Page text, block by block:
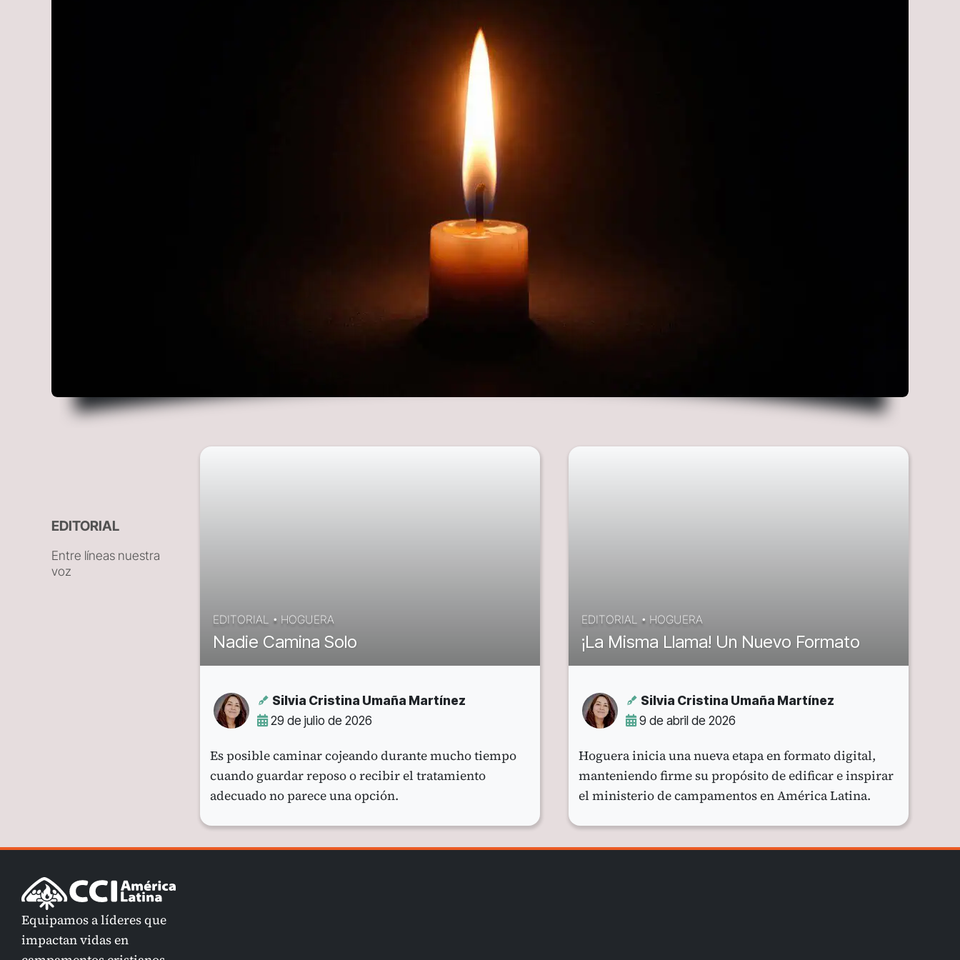
EDITORIAL
Entre líneas nuestra
voz
EDITORIAL • HOGUERA
Nadie Camina Solo
Silvia Cristina Umaña Martínez
29 de julio de 2026
Es posible caminar cojeando durante mucho tiempo
cuando guardar reposo o recibir el tratamiento
adecuado no parece una opción.
EDITORIAL • HOGUERA
¡La Misma Llama! Un Nuevo Formato
Silvia Cristina Umaña Martínez
9 de abril de 2026
Hoguera inicia una nueva etapa en formato digital,
manteniendo firme su propósito de edificar e inspirar
el ministerio de campamentos en América Latina.
Equipamos a líderes que
impactan vidas en